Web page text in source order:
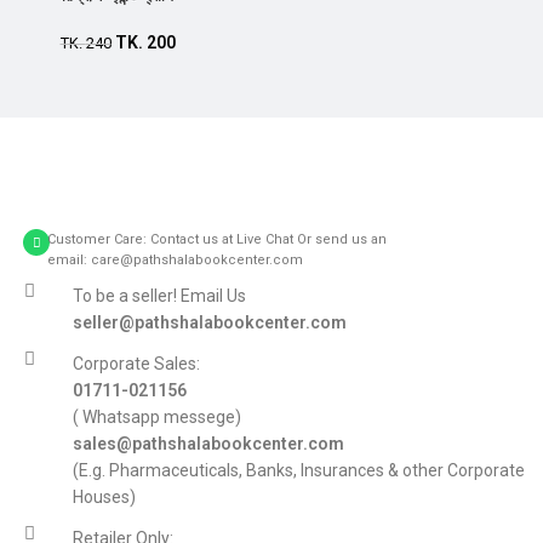
TK.240 TK. 200
Customer Care: Contact us at Live Chat Or send us an
email: care@pathshalabookcenter.com
To be a seller! Email Us
seller@pathshalabookcenter.com
Corporate Sales:
01711-021156
( Whatsapp messege)
sales@pathshalabookcenter.com
(E.g. Pharmaceuticals, Banks, Insurances & other Corporate
Houses)
Retailer Only: